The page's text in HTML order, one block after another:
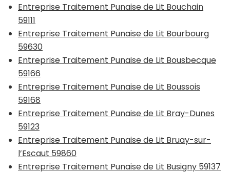
Entreprise Traitement Punaise de Lit Bouchain
59111
Entreprise Traitement Punaise de Lit Bourbourg
59630
Entreprise Traitement Punaise de Lit Bousbecque
59166
Entreprise Traitement Punaise de Lit Boussois
59168
Entreprise Traitement Punaise de Lit Bray-Dunes
59123
Entreprise Traitement Punaise de Lit Bruay-sur-
l’Escaut 59860
Entreprise Traitement Punaise de Lit Busigny 59137